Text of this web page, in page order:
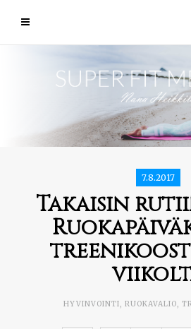
7.8.2017
Takaisin
HYVINVOINTI, RUOKAVALIO,